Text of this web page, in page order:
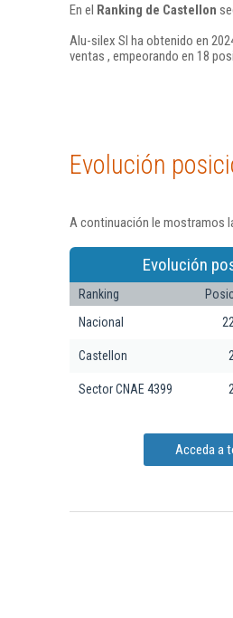
En el Ranking de Castellon
Alu-silex Sl ha obtenido en
ventas , empeorando en 18
Evolución
A continuación le mostramos
Evolución
Ranking
Nacional
Castellon
Sector CNAE 4399
Acceda a